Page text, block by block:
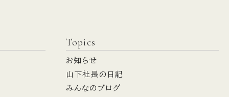
Topics
お知らせ
山下社長の日記
みんなのブログ